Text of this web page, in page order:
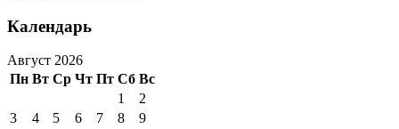
Календарь
Август 2026
Пн Вт Ср Чт Пт Сб Вс
1
2
3
4 5 6 7 8
9